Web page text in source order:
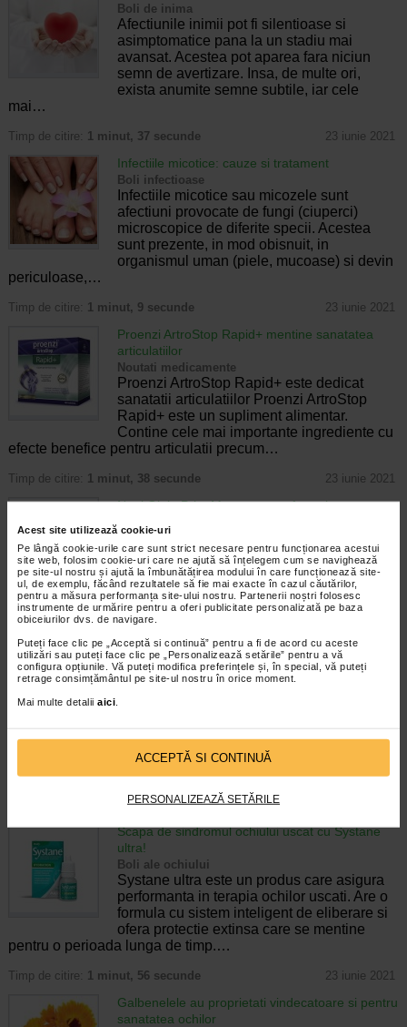
Acest site utilizează cookie-uri
Pe lângă cookie-urile care sunt strict necesare pentru funcționarea acestui
site web, folosim cookie-uri care ne ajută să înțelegem cum se navighează
pe site-ul nostru și ajută la îmbunătățirea modului în care funcționează site-
ul, de exemplu, făcând rezultatele să fie mai exacte în cazul căutărilor,
pentru a măsura performanța site-ului nostru. Partenerii noștri folosesc
instrumente de urmărire pentru a oferi publicitate personalizată pe baza
obiceiurilor dvs. de navigare.
Puteți face clic pe „Acceptă si continuă” pentru a fi de acord cu aceste
utilizări sau puteți face clic pe „Personalizează setările” pentru a vă
configura opțiunile. Vă puteți modifica preferințele și, în special, vă puteți
retrage consimțământul pe site-ul nostru în orice moment.
Mai multe detalii aici
ACCEPTĂ SI CONTINUĂ
PERSONALIZEAZĂ SETĂRILE
Boli de inima
Afectiunile inimii pot fi silentioase si
asimptomatice pana la un stadiu mai
avansat. Acestea pot aparea fara niciun
semn de avertizare. Insa, de multe ori,
exista anumite semne subtile, iar cele
mai…
Timp de citire: 1 minut, 37 secunde 23 iunie 2021
Infectiile micotice: cauze si tratament
Boli infectioase
Infectiile micotice sau micozele sunt
afectiuni provocate de fungi (ciuperci)
microscopice de diferite specii. Acestea
sunt prezente, in mod obisnuit, in
organismul uman (piele, mucoase) si devin
periculoase,…
Timp de citire: 1 minut, 9 secunde 23 iunie 2021
Proenzi ArtroStop Rapid+ mentine sanatatea
articulatiilor
Noutati medicamente
Proenzi ArtroStop Rapid+ este dedicat
sanatatii articulatiilor Proenzi ArtroStop
Rapid+ este un supliment alimentar.
Contine cele mai importante ingrediente cu
efecte benefice pentru articulatii precum…
Timp de citire: 1 minut, 38 secunde 23 iunie 2021
Noul GinkoPrim Max acum cu formula
Noutati medicamente
GinkoPrim Max – maxim de efect cu o
tableta pe zi Noul GinkoPrim Max are o
concentratie mai mare de extract de Ginkgo
biloba. Substantele active oferite in
cantitate ideala au caracteristici…
Timp de citire:1 minut, 43 secunde 23 iunie 2021
Fii in forma maxima cu Obegrass
Te simti fara vlaga, pielea ta si-a pierdut
ciuda tuturor eforturile depuse? E timpul sa-
i oferi organismului ajutorul pe care-l
asteapta: o cura cu Obegrass!…
2 minute, 41 secunde
Scapa de sindromul ochiului uscat cu Systane
ultra!
Boli ale ochiului
Systane ultra este un produs care asigura
performanta in terapia ochilor uscati. Are o
formula cu sistem inteligent de eliberare si
ofera protectie extinsa care se mentine
pentru o perioada lunga de timp.…
Timp de citire: 1 minut, 56 secunde 23 iunie 2021
Galbenelele au proprietati vindecatoare si pentru
sanatatea ochilor